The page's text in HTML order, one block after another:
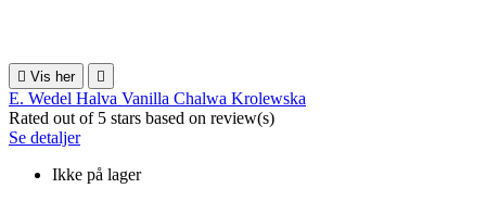
 Vis her 
E. Wedel Halva Vanilla Chalwa Krolewska
Rated out of 5 stars based on review(s)
Se detaljer
Ikke på lager